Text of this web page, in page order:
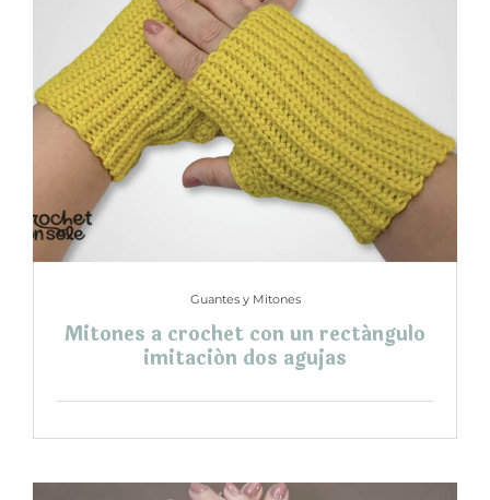
Guantes y Mitones
Mitones a crochet con un rectángulo
imitación dos agujas